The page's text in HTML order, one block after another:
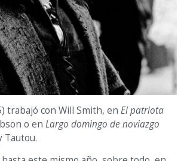
trabajó con Will Smith, en El patriota
o en Largo domingo de noviazgo
Tautou.